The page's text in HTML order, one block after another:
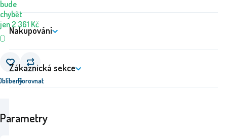
bude
chybět
jen 2 361 Kč
Porovnat
Parametry
Nakupování
Zákaznická sekce